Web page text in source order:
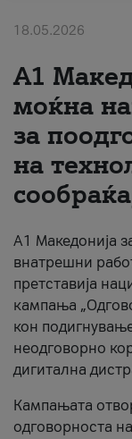
18.05.2026
A1
моќна
за
на
A1 Македонија
внатрешни
претставија
кампања
кон
неодговорно
дигитална
Кампањата
одговорноста